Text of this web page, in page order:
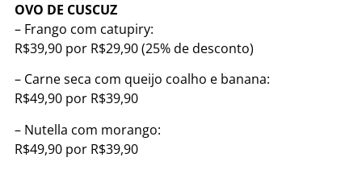
OVO DE CUSCUZ
– Frango com catupiry:
R$39,90 por R$29,90 (25% de desconto)
– Carne seca com queijo coalho e banana:
R$49,90 por R$39,90
– Nutella com morango:
R$49,90 por R$39,90